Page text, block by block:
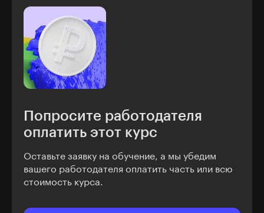
Попросите работодателя
оплатить этот курс
Оставьте заявку на обучение, а мы убедим
вашего работодателя оплатить часть или всю
стоимость курса.